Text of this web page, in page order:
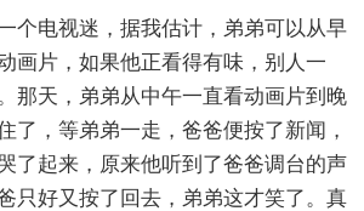
个电视迷，据我估计，弟弟可以从早
画片，如果他正看得有味，别人一
那天，弟弟从中午一直看动画片到晚
了，等弟弟一走，爸爸便按了新闻，
了起来，原来他听到了爸爸调台的声
只好又按了回去，弟弟这才笑了。真